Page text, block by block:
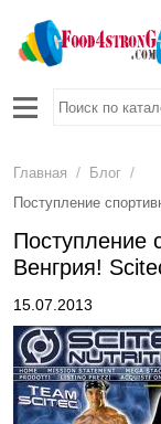
Главная / Блог /
Поступление
Поступление
Венгрия!
15.07.2013